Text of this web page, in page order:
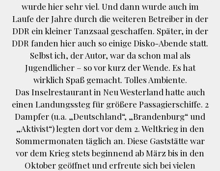
wurde hier sehr viel. Und dann wurde auch im
Laufe der Jahre durch die weiteren Betreiber in der
DDR ein kleiner Tanzsaal geschaffen. Später, in der
DDR fanden hier auch so einige Disko-Abende statt.
Selbst ich, der Autor, war da schon mal als
Jugendlicher – so vor kurz der Wende. Es hat
wirklich Spaß gemacht. Tolles Ambiente.
Das Inselrestaurant in Neu Westerland hatte auch
einen Landungssteg für größere Passagierschiffe. 2
Dampfer (u.a. „Deutschland“, „Brandenburg“ und
„Aktivist“) legten dort vor dem 2. Weltkrieg in den
Sommermonaten täglich an. Diese Gaststätte war
vor dem Krieg stets beginnend ab März bis in den
Oktober geöffnet und erfreute sich bei vielen